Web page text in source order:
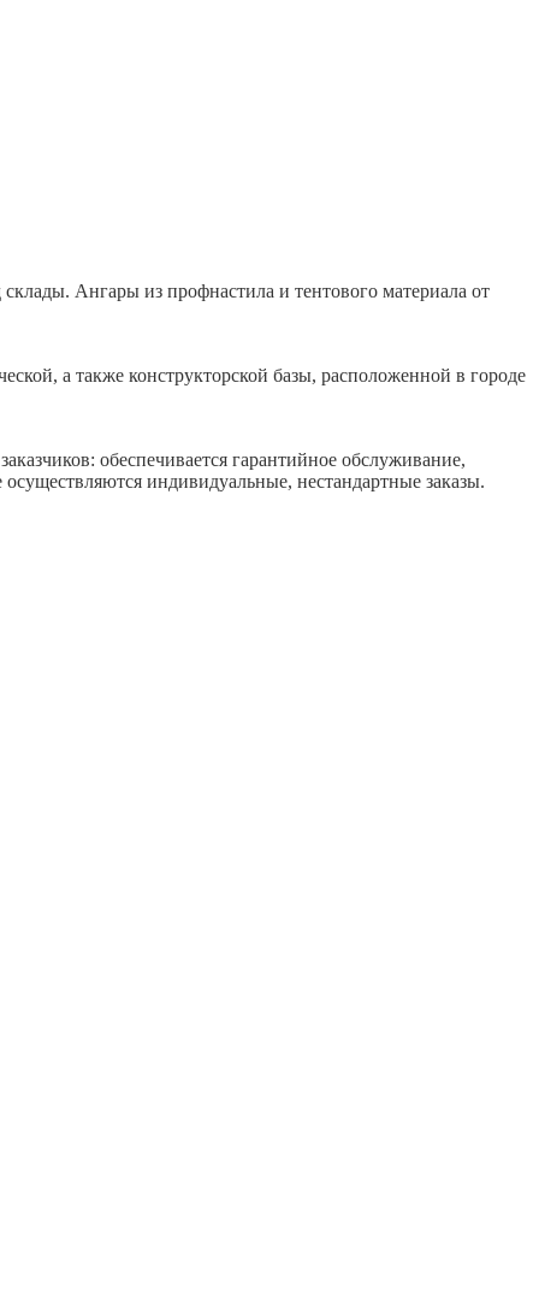
Ангары из профнастила и тентового материала от
а также конструкторской базы, расположенной в городе
обеспечивается гарантийное обслуживание,
индивидуальные, нестандартные заказы.